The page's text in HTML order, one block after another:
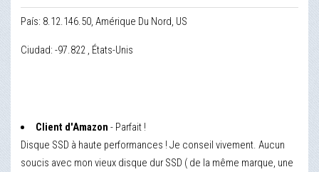
País: 8.12.146.50, Amérique Du Nord, US
Ciudad: -97.822 , États-Unis
Client d'Amazon - Parfait !
Disque SSD à haute performances ! Je conseil vivement. Aucun
soucis avec mon vieux disque dur SSD ( de la même marque, une